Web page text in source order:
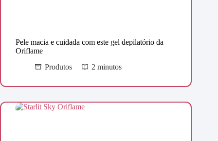
Pele macia e cuidada com este gel depilatório da
Oriflame
Produtos
2 minutos